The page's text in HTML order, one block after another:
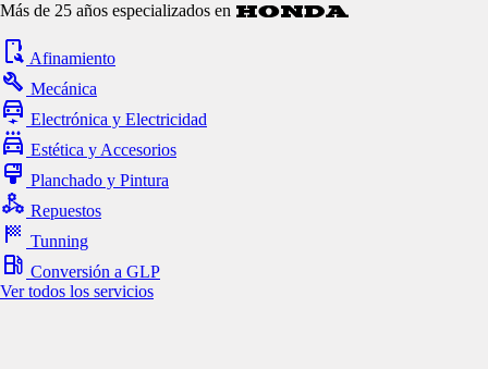
Más de 25 años especializados en Honda
Afinamiento
Mecánica
Electrónica y Electricidad
Estética y Accesorios
Planchado y Pintura
Repuestos
Tunning
Conversión a GLP
Ver todos los servicios